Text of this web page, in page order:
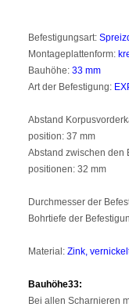
Befestigungsart:
Montageplattenform:
Bauhöhe: 33 mm
Art der Befestigung:
Abstand
position: 37 mm
Abstand zwischen den
positionen: 32 mm
Durchmesser der
Bohrtiefe der
Material: Zink,
Bauhöhe33:
Bei allen Scharnieren